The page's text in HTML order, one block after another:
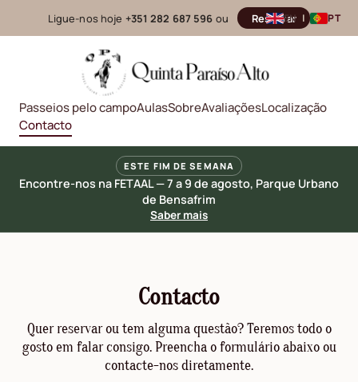
Ligue-nos hoje +351 282 687 596 ou Reservar
EN | PT
Passeios pelo campoAulasSobreAvaliaçõesLocalização
Contacto
ESTE FIM DE SEMANA
Encontre-nos na FETAAL — 7 a 9 de agosto, Parque Urbano
de Bensafrim
Saber mais
Contacto
Quer reservar ou tem alguma questão? Teremos todo o
gosto em falar consigo. Preencha o formulário abaixo ou
contacte-nos diretamente.